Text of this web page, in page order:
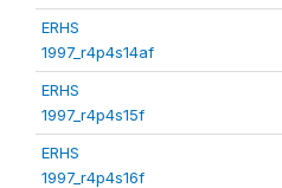
ERHS
1997_r4p4s14af
ERHS
1997_r4p4s15f
ERHS
1997_r4p4s16f